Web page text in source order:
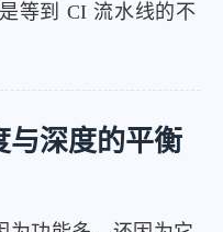
等到 CI 流水线的不
与深度的平衡